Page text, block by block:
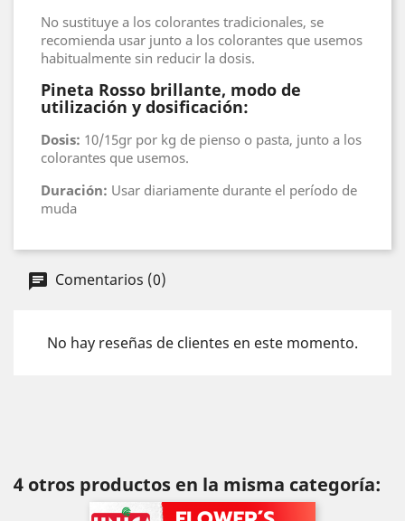
No sustituye a los colorantes tradicionales, se
recomienda usar junto a los colorantes que usemos
habitualmente sin reducir la dosis.
Pineta Rosso brillante, modo de
utilización y dosificación:
Dosis: 10/15gr por kg de pienso o pasta, junto a los
colorantes que usemos.
Duración: Usar diariamente durante el período de
muda
Comentarios (0)
No hay reseñas de clientes en este momento.
4 otros productos en la misma categoría: